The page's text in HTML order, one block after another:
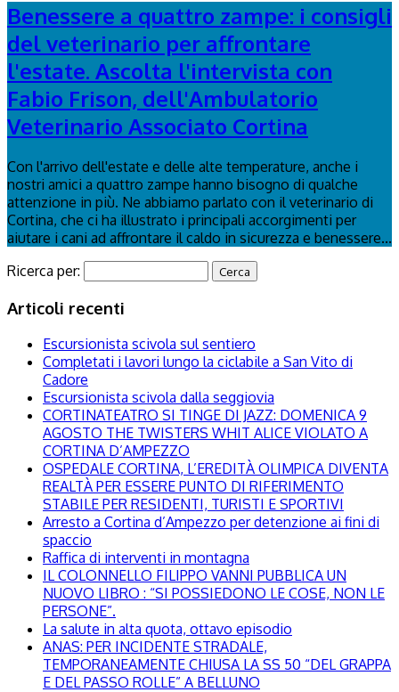
Benessere a quattro zampe: i consigli
del veterinario per affrontare
l'estate. Ascolta l'intervista con
Fabio Frison, dell'Ambulatorio
Veterinario Associato Cortina
Con l'arrivo dell'estate e delle alte temperature, anche i
nostri amici a quattro zampe hanno bisogno di qualche
attenzione in più. Ne abbiamo parlato con il veterinario di
Cortina, che ci ha illustrato i principali accorgimenti per
aiutare i cani ad affrontare il caldo in sicurezza e benessere...
Ricerca per:
Articoli recenti
Escursionista scivola sul sentiero
Completati i lavori lungo la ciclabile a San Vito di
Cadore
Escursionista scivola dalla seggiovia
CORTINATEATRO SI TINGE DI JAZZ: DOMENICA 9
AGOSTO THE TWISTERS WHIT ALICE VIOLATO A
CORTINA D’AMPEZZO
OSPEDALE CORTINA, L’EREDITÀ OLIMPICA DIVENTA
REALTÀ PER ESSERE PUNTO DI RIFERIMENTO
STABILE PER RESIDENTI, TURISTI E SPORTIVI
Arresto a Cortina d’Ampezzo per detenzione ai fini di
spaccio
Raffica di interventi in montagna
IL COLONNELLO FILIPPO VANNI PUBBLICA UN
NUOVO LIBRO : “SI POSSIEDONO LE COSE, NON LE
PERSONE”.
La salute in alta quota, ottavo episodio
ANAS: PER INCIDENTE STRADALE,
TEMPORANEAMENTE CHIUSA LA SS 50 “DEL GRAPPA
E DEL PASSO ROLLE” A BELLUNO